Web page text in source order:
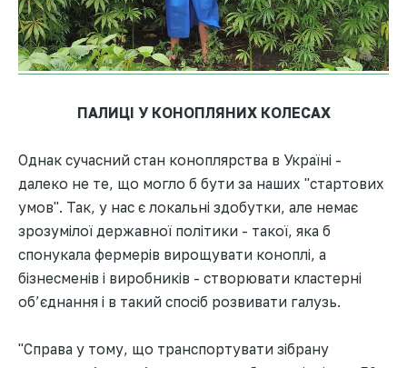
ПАЛИЦІ У КОНОПЛЯНИХ КОЛЕСАХ
Однак сучасний стан коноплярства в Україні -
далеко не те, що могло б бути за наших "стартових
умов". Так, у нас є локальні здобутки, але немає
зрозумілої державної політики - такої, яка б
спонукала фермерів вирощувати коноплі, а
бізнесменів і виробників - створювати кластерні
об’єднання і в такий спосіб розвивати галузь.
"Справа у тому, що транспортувати зібрану